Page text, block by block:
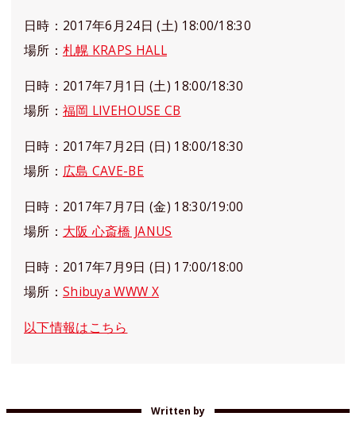
日時：2017年6月24日 (土) 18:00/18:30
場所： 札幌 KRAPS HALL
日時：2017年7月1日 (土) 18:00/18:30
場所： 福岡 LIVEHOUSE CB
日時：2017年7月2日 (日) 18:00/18:30
場所： 広島 CAVE-BE
日時：2017年7月7日 (金) 18:30/19:00
場所： 大阪 心斎橋 JANUS
日時：2017年7月9日 (日) 17:00/18:00
場所： Shibuya WWW X
以下情報はこちら
Written by